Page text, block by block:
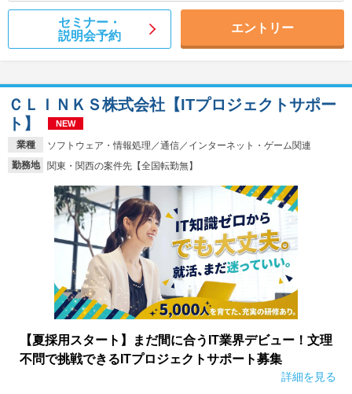
セミナー・
説明会予約
エントリー
業種
ソフトウェア・情報処理／通信／インターネット・ゲーム関連
勤務地
関東・関西の案件先【全国転勤無】
ＣＬＩＮＫＳ株式会社【ITプロジェクトサポー
ト】
NEW
【夏採用スタート】まだ間に合うIT業界デビュー！文理
不問で挑戦できるITプロジェクトサポート募集
詳細を見る